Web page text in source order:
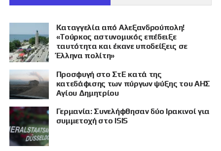
Καταγγελία από Αλεξανδρούπολη!
«Τούρκος αστυνομικός επέδειξε
ταυτότητα και έκανε υποδείξεις σε
Έλληνα πολίτη»
Προσφυγή στο ΣτΕ κατά της
κατεδάφισης των πύργων ψύξης του ΑΗΣ
Αγίου Δημητρίου
Γερμανία: Συνελήφθησαν δύο Ιρακινοί για
συμμετοχή στο ISIS